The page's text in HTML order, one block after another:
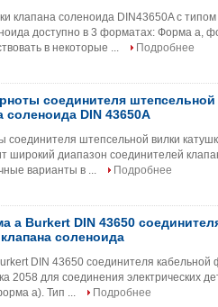
клапана соленоида DIN43650A с
доступно в 3 форматах: Форма a,
в некоторые ...
Подробнее
соединителя
соленоида DIN 43650A
соединителя штепсельной вилки
широкий диапазон соединителей
варианты в ...
Подробнее
a Burkert DIN 43650
соленоида
DIN 43650 соединителя кабельной
2058 для соединения электрических
a). Тип ...
Подробнее